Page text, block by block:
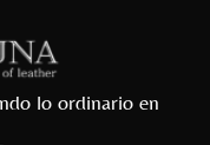
lo ordinario en